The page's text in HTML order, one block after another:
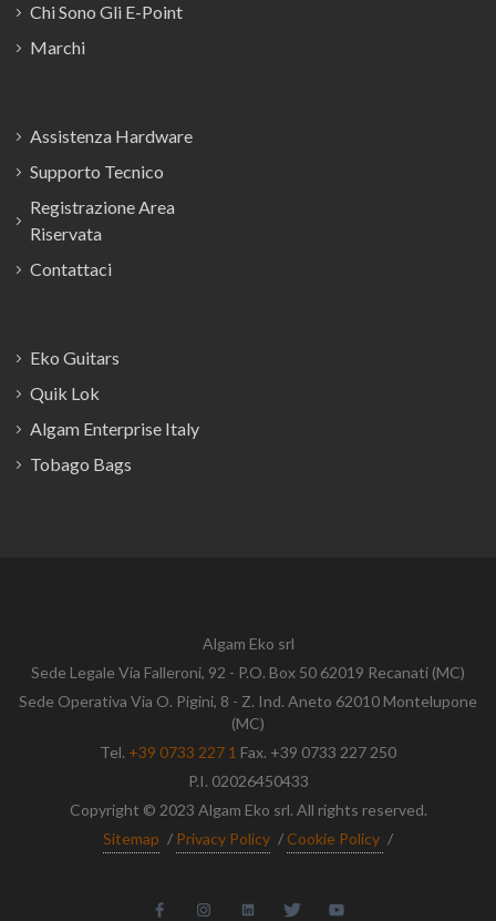
Chi Sono Gli E-Point
Marchi
Assistenza Hardware
Supporto Tecnico
Registrazione Area
Riservata
Contattaci
Eko Guitars
Quik Lok
Algam Enterprise Italy
Tobago Bags
Algam Eko srl
Sede Legale Via Falleroni, 92 - P.O. Box 50 62019 Recanati (MC)
Sede Operativa Via O. Pigini, 8 - Z. Ind. Aneto 62010 Montelupone
(MC)
Tel. +39 0733 227 1 Fax. +39 0733 227 250
P.I. 02026450433
Copyright © 2023 Algam Eko srl. All rights reserved.
Sitemap / Privacy Policy / Cookie Policy /